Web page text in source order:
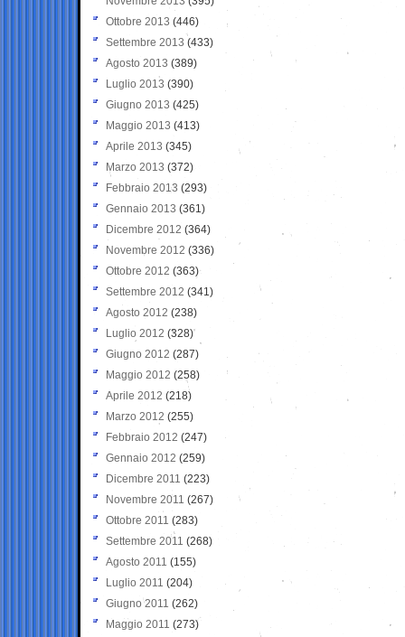
Ottobre 2013 (446)
Settembre 2013 (433)
Agosto 2013 (389)
Luglio 2013 (390)
Giugno 2013 (425)
Maggio 2013 (413)
Aprile 2013 (345)
Marzo 2013 (372)
Febbraio 2013 (293)
Gennaio 2013 (361)
Dicembre 2012 (364)
Novembre 2012 (336)
Ottobre 2012 (363)
Settembre 2012 (341)
Agosto 2012 (238)
Luglio 2012 (328)
Giugno 2012 (287)
Maggio 2012 (258)
Aprile 2012 (218)
Marzo 2012 (255)
Febbraio 2012 (247)
Gennaio 2012 (259)
Dicembre 2011 (223)
Novembre 2011 (267)
Ottobre 2011 (283)
Settembre 2011 (268)
Agosto 2011 (155)
Luglio 2011 (204)
Giugno 2011 (262)
Maggio 2011 (273)